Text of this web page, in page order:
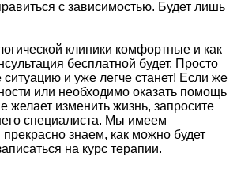
с зависимостью. Будет лишь
клиники комфортные и как
бесплатной будет. Просто
и уже легче станет! Если же
или необходимо оказать помощь
желает изменить жизнь, запросите
специалиста. Мы имеем
знаем, как можно будет
на курс терапии.